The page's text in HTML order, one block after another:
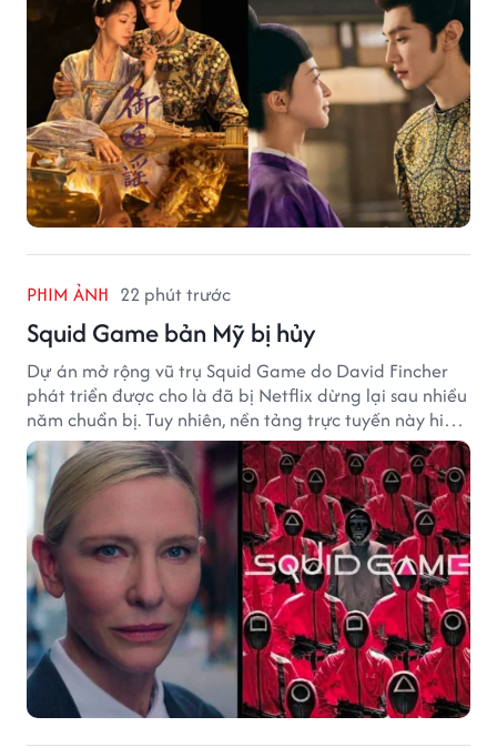
PHIM ẢNH 22 phút trước
Squid Game bản Mỹ bị hủy
Dự án mở rộng vũ trụ Squid Game do David Fincher
phát triển được cho là đã bị Netflix dừng lại sau nhiều
năm chuẩn bị. Tuy nhiên, nền tảng trực tuyến này hiện
vẫn chưa đưa ra thông báo chính thức.